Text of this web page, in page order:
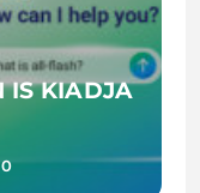
IS KIADJA
0